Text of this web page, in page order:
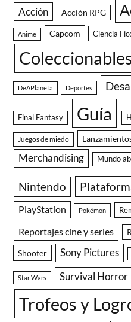
Acción Acción RPG
Anime Capcom Ciencia
DeAPlaneta Deportes
Final Fantasy Guía
Juegos de miedo
Merchandising Mundo
Nintendo
PlayStation Pokémon
Reportajes cine y series
Shooter Sony Pictures
Star Wars Survival Horror
Trofeos y